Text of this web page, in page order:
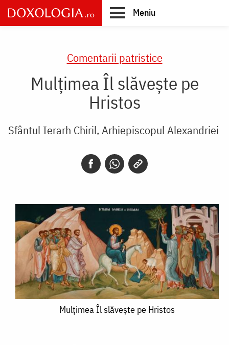
Skip
to
main
Meniu
Comentarii patristice
Mulţimea Îl slăveşte pe
Hristos
Sfântul Ierarh Chiril, Arhiepiscopul Alexandriei
Mulţimea Îl slăveşte pe Hristos